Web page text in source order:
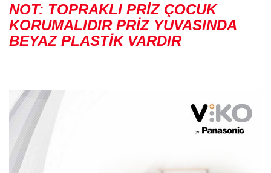
NOT: TOPRAKLI PRİZ ÇOCUK
KORUMALIDIR PRİZ YUVASINDA
BEYAZ PLASTİK VARDIR